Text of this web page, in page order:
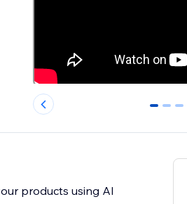
0 1 2
products using AI